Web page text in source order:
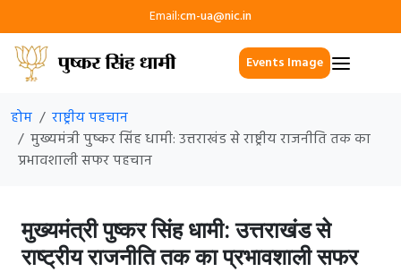
Email:cm-ua@nic.in
Events Image
होम
राष्ट्रीय पहचान
मुख्यमंत्री पुष्कर सिंह धामी: उत्तराखंड से राष्ट्रीय राजनीति तक का
प्रभावशाली सफर पहचान
मुख्यमंत्री पुष्कर सिंह धामी: उत्तराखंड से
राष्ट्रीय राजनीति तक का प्रभावशाली सफर